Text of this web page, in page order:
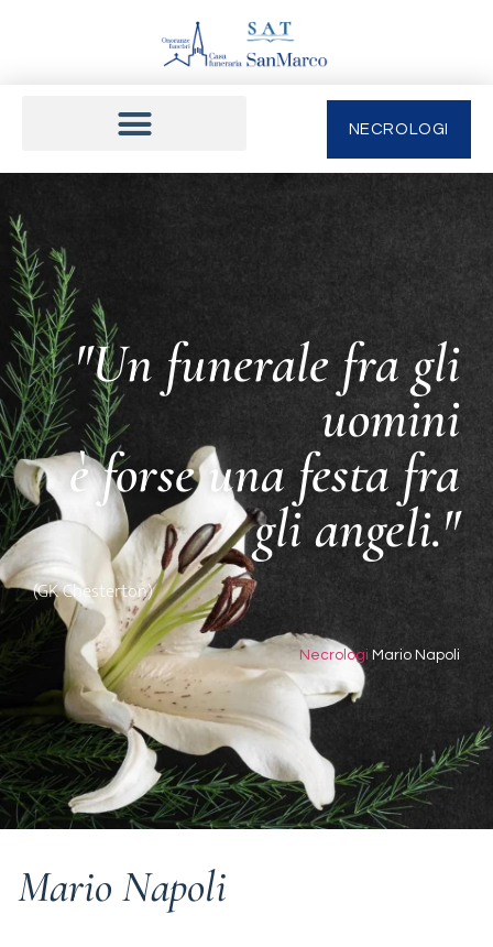
NECROLOGI
"Un funerale fra gli
uomini
è forse una festa fra
gli angeli."
(GK Chesterton)
Necrologi Mario Napoli
Mario Napoli